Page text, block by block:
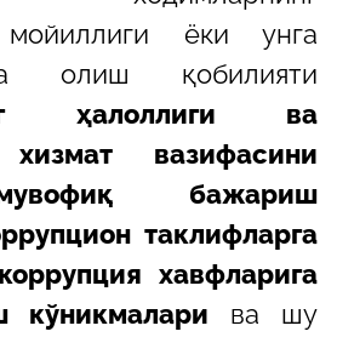
мойиллиги ёки унга
олиш қобилияти
ҳалоллиги ва
хизмат вазифасини
бажариш
таклифларга
хавфларига
кўникмалари ва шу